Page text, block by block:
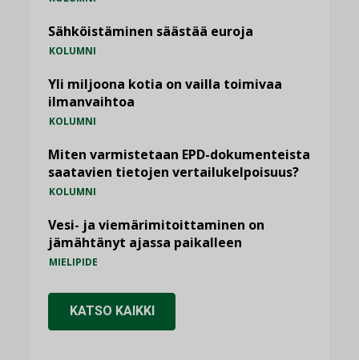
Sähköistäminen säästää euroja
KOLUMNI
Yli miljoona kotia on vailla toimivaa
ilmanvaihtoa
KOLUMNI
Miten varmistetaan EPD-dokumenteista
saatavien tietojen vertailukelpoisuus?
KOLUMNI
Vesi- ja viemärimitoittaminen on
jämähtänyt ajassa paikalleen
MIELIPIDE
KATSO KAIKKI